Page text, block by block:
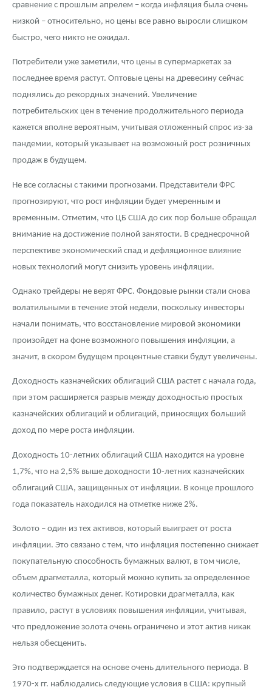
Монеты и жетоны из недрагоценных металлов
Книги по нумизматике
сравнение с прошлым апрелем – когда инфляция была очень
низкой – относительно, но цены все равно выросли слишком
быстро, чего никто не ожидал.
Потребители уже заметили, что цены в супермаркетах за
последнее время растут. Оптовые цены на древесину сейчас
поднялись до рекордных значений. Увеличение
потребительских цен в течение продолжительного периода
кажется вполне вероятным, учитывая отложенный спрос из-за
пандемии, который указывает на возможный рост розничных
продаж в будущем.
Не все согласны с такими прогнозами. Представители ФРС
прогнозируют, что рост инфляции будет умеренным и
временным. Отметим, что ЦБ США до сих пор больше обращал
внимание на достижение полной занятости. В среднесрочной
перспективе экономический спад и дефляционное влияние
новых технологий могут снизить уровень инфляции.
Однако трейдеры не верят ФРС. Фондовые рынки стали снова
волатильными в течение этой недели, поскольку инвесторы
начали понимать, что восстановление мировой экономики
произойдет на фоне возможного повышения инфляции, а
значит, в скором будущем процентные ставки будут увеличены.
Доходность казначейских облигаций США растет с начала года,
при этом расширяется разрыв между доходностью простых
казначейских облигаций и облигаций, приносящих больший
доход по мере роста инфляции.
Доходность 10-летних облигаций США находится на уровне
1,7%, что на 2,5% выше доходности 10-летних казначейских
облигаций США, защищенных от инфляции. В конце прошлого
года показатель находился на отметке ниже 2%.
Золото – один из тех активов, который выиграет от роста
инфляции. Это связано с тем, что инфляция постепенно снижает
покупательную способность бумажных валют, в том числе,
объем драгметалла, который можно купить за определенное
количество бумажных денег. Котировки драгметалла, как
правило, растут в условиях повышения инфляции, учитывая,
что предложение золота очень ограничено и этот актив никак
нельзя обесценить.
Это подтверждается на основе очень длительного периода. В
1970-х гг. наблюдались следующие условия в США: крупный